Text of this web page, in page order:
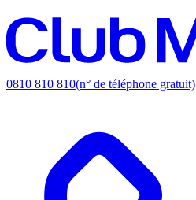
0810 810 810(n° de téléphone gratuit)